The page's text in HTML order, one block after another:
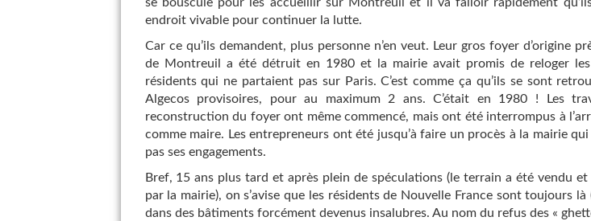
endroit vivable pour continuer la lutte.
Car ce qu’ils demandent, plus personne n’en veut. Leur gros foyer d’origine
de Montreuil a été détruit en 1980 et la mairie avait promis de reloger
résidents qui ne partaient pas sur Paris. C’est comme ça qu’ils se sont
Algecos provisoires, pour au maximum 2 ans. C’était en 1980 ! Les
reconstruction du foyer ont même commencé, mais ont été interrompus à
comme maire. Les entrepreneurs ont été jusqu’à faire un procès à la mairie
pas ses engagements.
Bref, 15 ans plus tard et après plein de spéculations (le terrain a été vendu
par la mairie), on s’avise que les résidents de Nouvelle France sont toujours là
dans des bâtiments forcément devenus insalubres. Au nom du refus des «